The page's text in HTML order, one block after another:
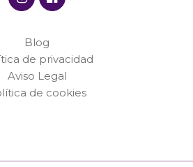
Blog
de privacidad
Aviso Legal
de cookies